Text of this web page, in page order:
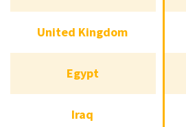
Saudi Arabia
United Kingdom
Egypt
United Kingdom
Egypt
Iraq